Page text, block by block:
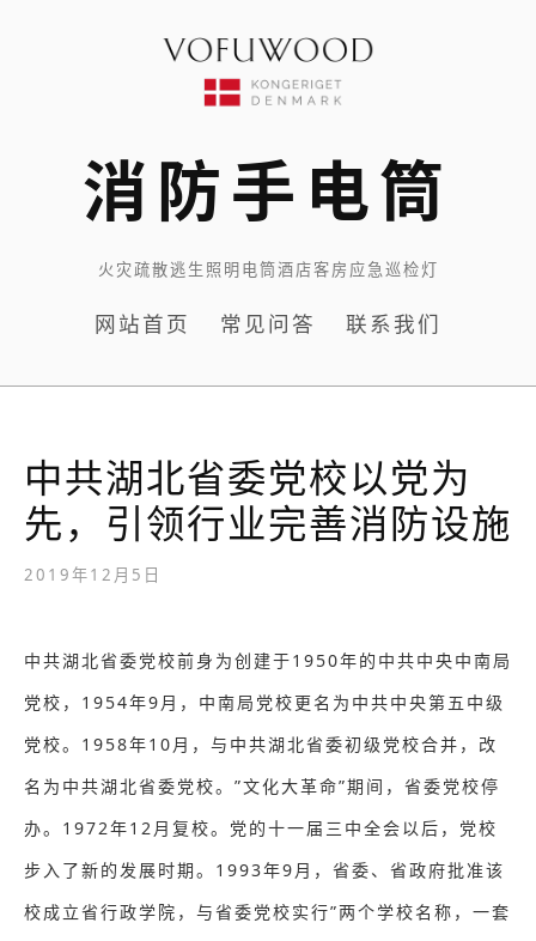
消防手电筒
火灾疏散逃生照明电筒酒店客房应急巡检灯
网站首页 常见问答 联系我们
中共湖北省委党校以党为
先，引领行业完善消防设施
2019年12月5日
中共湖北省委党校前身为创建于1950年的中共中央中南局
党校，1954年9月，中南局党校更名为中共中央第五中级
党校。1958年10月，与中共湖北省委初级党校合并，改
名为中共湖北省委党校。”文化大革命”期间，省委党校停
办。1972年12月复校。党的十一届三中全会以后，党校
步入了新的发展时期。1993年9月，省委、省政府批准该
校成立省行政学院，与省委党校实行”两个学校名称，一套